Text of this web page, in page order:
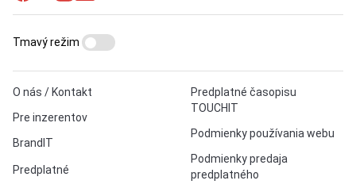
O nás / Kontakt
Pre inzerentov
BrandIT
Predplatné
Predplatné časopisu
TOUCHIT
Podmienky používania webu
Podmienky predaja
predplatného
Tmavý režim